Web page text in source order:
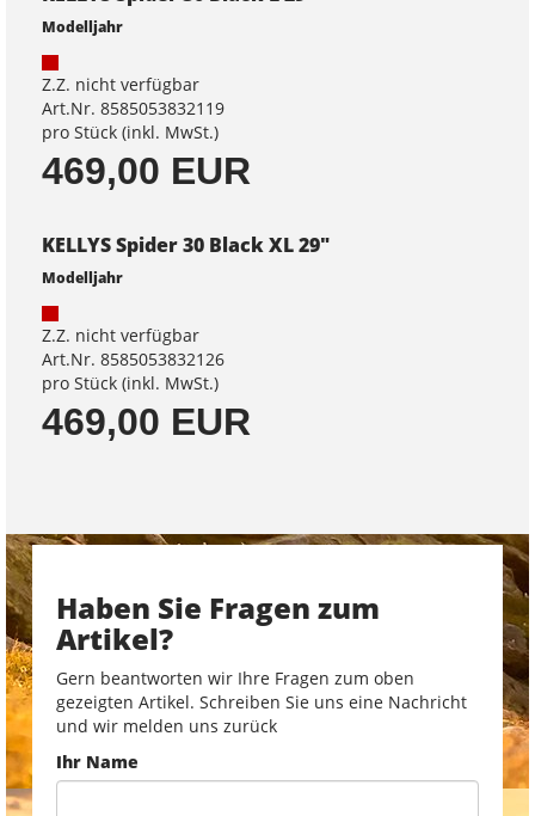
Modelljahr
Z.Z. nicht verfügbar
Art.Nr. 8585053832119
pro Stück (inkl. MwSt.)
469,00 EUR
KELLYS Spider 30 Black XL 29"
Modelljahr
Z.Z. nicht verfügbar
Art.Nr. 8585053832126
pro Stück (inkl. MwSt.)
469,00 EUR
Haben Sie Fragen zum
Artikel?
Gern beantworten wir Ihre Fragen zum oben
gezeigten Artikel. Schreiben Sie uns eine Nachricht
und wir melden uns zurück
Ihr Name